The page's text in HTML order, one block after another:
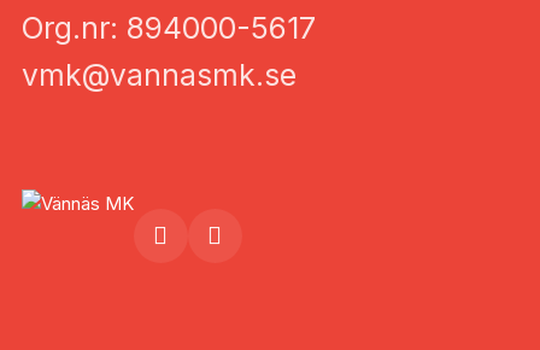
Org.nr: 894000-5617
vmk@vannasmk.se